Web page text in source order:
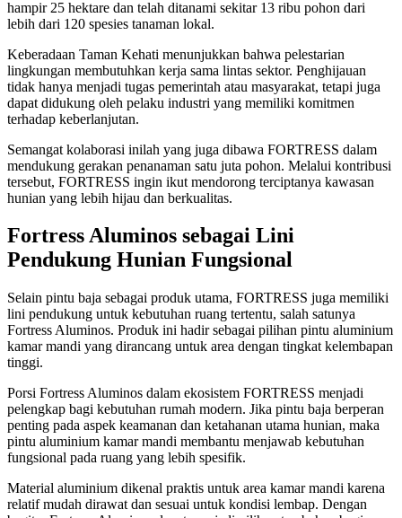
hampir 25 hektare dan telah ditanami sekitar 13 ribu pohon dari
lebih dari 120 spesies tanaman lokal.
Keberadaan Taman Kehati menunjukkan bahwa pelestarian
lingkungan membutuhkan kerja sama lintas sektor. Penghijauan
tidak hanya menjadi tugas pemerintah atau masyarakat, tetapi juga
dapat didukung oleh pelaku industri yang memiliki komitmen
terhadap keberlanjutan.
Semangat kolaborasi inilah yang juga dibawa FORTRESS dalam
mendukung gerakan penanaman satu juta pohon. Melalui kontribusi
tersebut, FORTRESS ingin ikut mendorong terciptanya kawasan
hunian yang lebih hijau dan berkualitas.
Fortress Aluminos sebagai Lini
Pendukung Hunian Fungsional
Selain pintu baja sebagai produk utama, FORTRESS juga memiliki
lini pendukung untuk kebutuhan ruang tertentu, salah satunya
Fortress Aluminos. Produk ini hadir sebagai pilihan pintu aluminium
kamar mandi yang dirancang untuk area dengan tingkat kelembapan
tinggi.
Porsi Fortress Aluminos dalam ekosistem FORTRESS menjadi
pelengkap bagi kebutuhan rumah modern. Jika pintu baja berperan
penting pada aspek keamanan dan ketahanan utama hunian, maka
pintu aluminium kamar mandi membantu menjawab kebutuhan
fungsional pada ruang yang lebih spesifik.
Material aluminium dikenal praktis untuk area kamar mandi karena
relatif mudah dirawat dan sesuai untuk kondisi lembap. Dengan